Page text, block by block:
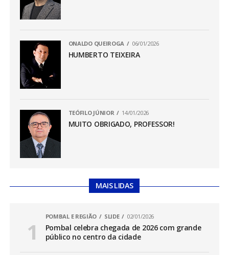
ONALDO QUEIROGA 06/01/2026
HUMBERTO TEIXEIRA
TEÓFILO JÚNIOR 14/01/2026
MUITO OBRIGADO, PROFESSOR!
MAIS LIDAS
POMBAL E REGIÃO SLIDE 02/01/2026
Pombal celebra chegada de 2026 com grande
público no centro da cidade